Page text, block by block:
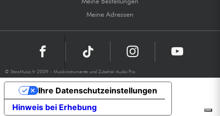
Meine Adressen
© StarsMusic.fr 2009 - Musikinstrumente und Zubehör Audio Pro
Hinweis bei Erhebung
Ihre Datenschutzeinstellungen